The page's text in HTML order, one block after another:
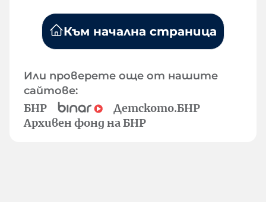
Към начална страница
Или проверете още от нашите
сайтове:
БНР
Детското.БНР
Архивен фонд на БНР